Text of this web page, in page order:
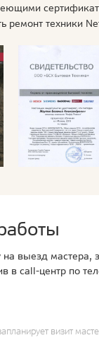
ремонт техники
выезд мастера,
в call-центр по
визит